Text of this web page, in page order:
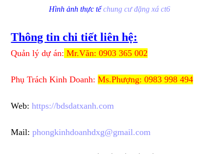
Hình ảnh thực tếchung cư đặng xá ct6
Thông tin chi tiết liên hệ:
Quản lý dự án: Mr.Văn: 0903 365 002
Phụ Trách Kinh Doanh:Ms.Phượng: 0983 998 494
Web:https://bdsdatxanh.com
Mail:phongkinhdoanhdxg@gmail.com